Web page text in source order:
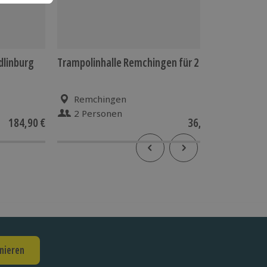
184,90 €
Trampolinhalle Remchingen für 2
Remchingen
2 Personen
36,90 €